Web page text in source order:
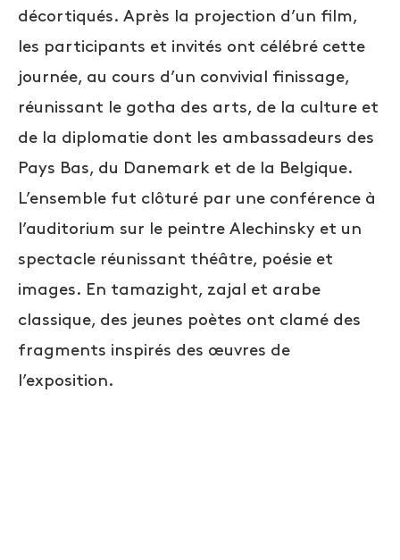
décortiqués. Après la projection d’un film,
les participants et invités ont célébré cette
journée, au cours d’un convivial finissage,
réunissant le gotha des arts, de la culture et
de la diplomatie dont les ambassadeurs des
Pays Bas, du Danemark et de la Belgique.
L’ensemble fut clôturé par une conférence à
l’auditorium sur le peintre Alechinsky et un
spectacle réunissant théâtre, poésie et
images. En tamazight, zajal et arabe
classique, des jeunes poètes ont clamé des
fragments inspirés des œuvres de
l’exposition.